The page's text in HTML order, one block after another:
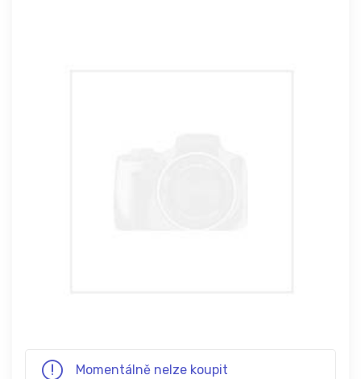
Momentálně nelze koupit